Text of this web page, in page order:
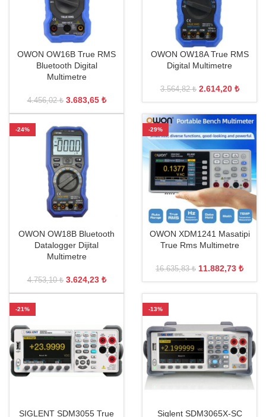
OWON OW16B True RMS
Bluetooth Digital
Multimetre
4.456,02₺ 3.683,65 ₺
OWON OW18A True RMS
Digital Multimetre
3.564,82₺ 2.614,20 ₺
-24%
OWON OW18B Bluetooth
Datalogger Dijital
Multimetre
4.753,10₺ 3.624,23 ₺
-29%
OWON XDM1241 Masatipi
True Rms Multimetre
16.635,83₺ 11.882,73 ₺
-21%
SIGLENT SDM3055 True
-13%
Siglent SDM3065X-SC